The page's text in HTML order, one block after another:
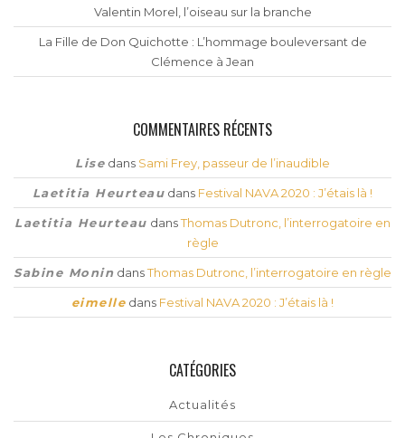
Valentin Morel, l’oiseau sur la branche
La Fille de Don Quichotte : L’hommage bouleversant de
Clémence à Jean
COMMENTAIRES RÉCENTS
Lise dans Sami Frey, passeur de l’inaudible
Laetitia Heurteau dans Festival NAVA 2020 : J’étais là !
Laetitia Heurteau dansThomas Dutronc, l’interrogatoire en
règle
Sabine Monin dansThomas Dutronc, l’interrogatoire en règle
eimelle dans Festival NAVA 2020 : J’étais là !
CATÉGORIES
Actualités